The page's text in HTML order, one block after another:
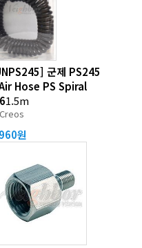
군제 PS245
Hose PS Spiral
1.5m
원